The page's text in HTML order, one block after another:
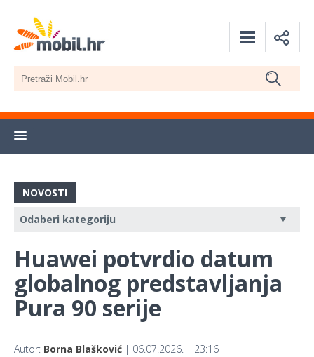
NOVOSTI
Huawei potvrdio datum
globalnog predstavljanja
Pura 90 serije
Autor: Borna Blašković | 06.07.2026. | 23:16